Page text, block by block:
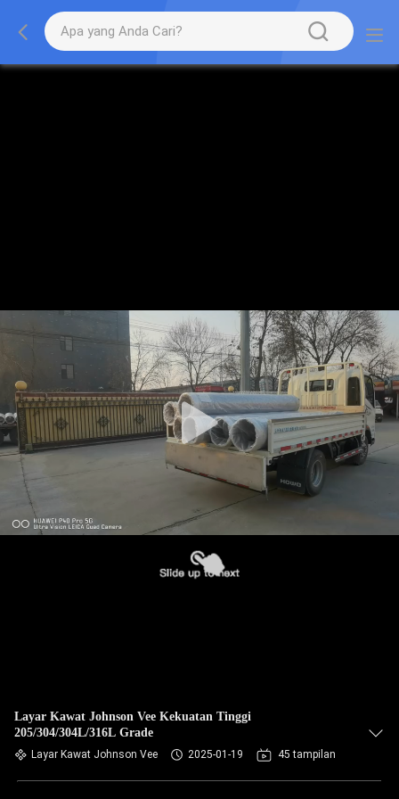
Layar Kawat Johnson Vee Kekuatan Tinggi
205/304/304L/316L Grade
Layar Kawat Johnson Vee 2025-01-19 45 tampilan